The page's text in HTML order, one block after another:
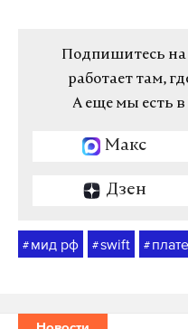
Подпишитесь на
работает там,
А еще мы есть в
Макс
Дзен
# мид рф #swift #